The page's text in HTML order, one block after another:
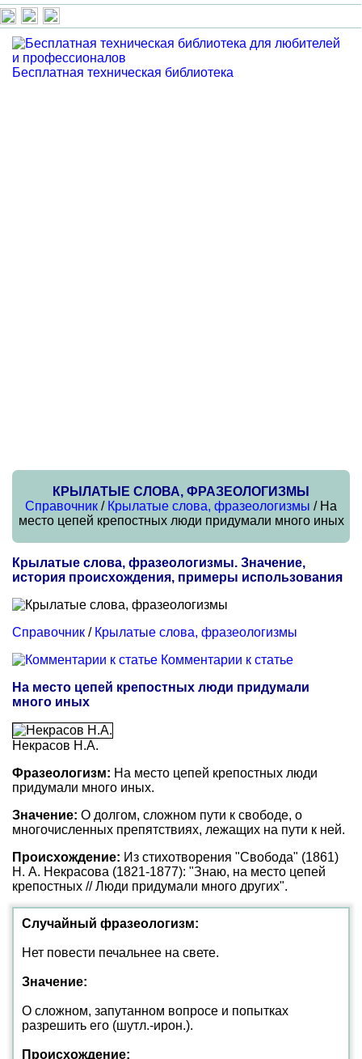
Бесплатная техническая библиотека
КРЫЛАТЫЕ СЛОВА, ФРАЗЕОЛОГИЗМЫ
Справочник / Крылатые слова, фразеологизмы / На
место цепей крепостных люди придумали много иных
Крылатые слова, фразеологизмы. Значение,
история происхождения, примеры использования
Справочник / Крылатые слова, фразеологизмы
Комментарии к статье
На место цепей крепостных люди придумали
много иных
Некрасов Н.А.
Фразеологизм: На место цепей крепостных люди
придумали много иных.
Значение: О долгом, сложном пути к свободе, о
многочисленных препятствиях, лежащих на пути к ней.
Происхождение: Из стихотворения "Свобода" (1861)
Н. А. Некрасова (1821-1877): "Знаю, на место цепей
крепостных // Люди придумали много других".
Случайный фразеологизм:
Нет повести печальнее на свете.
Значение:
О сложном, запутанном вопросе и попытках
разрешить его (шутл.-ирон.).
Происхождение: